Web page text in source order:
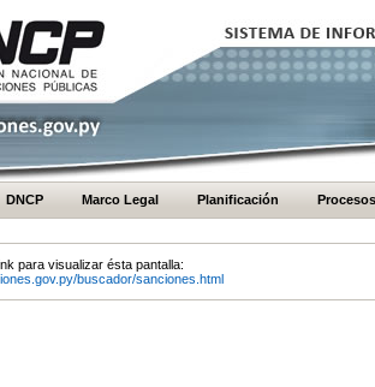
DNCP Marco Legal Planificación Procesos
para visualizar ésta pantalla:
buscador/sanciones.html